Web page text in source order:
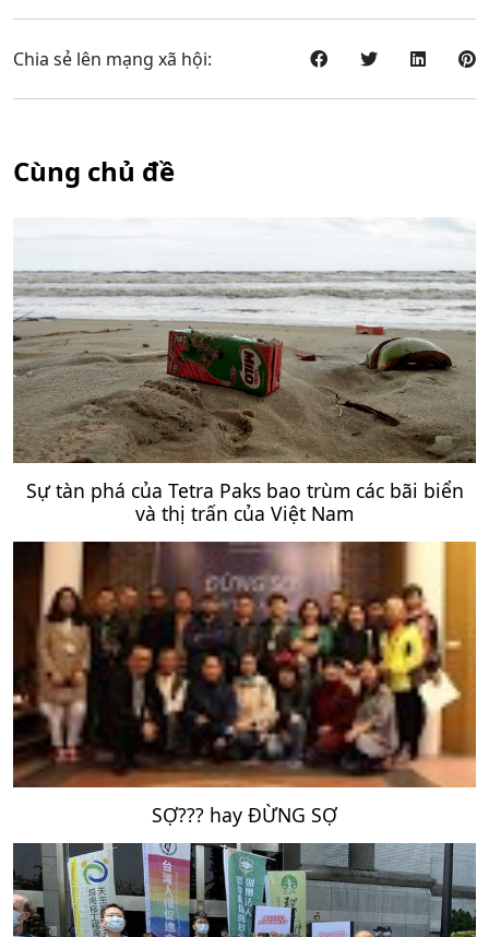
Chia sẻ lên mạng xã hội:
Cùng chủ đề
Sự tàn phá của Tetra Paks bao trùm các bãi biển
và thị trấn của Việt Nam
SỢ??? hay ĐỪNG SỢ